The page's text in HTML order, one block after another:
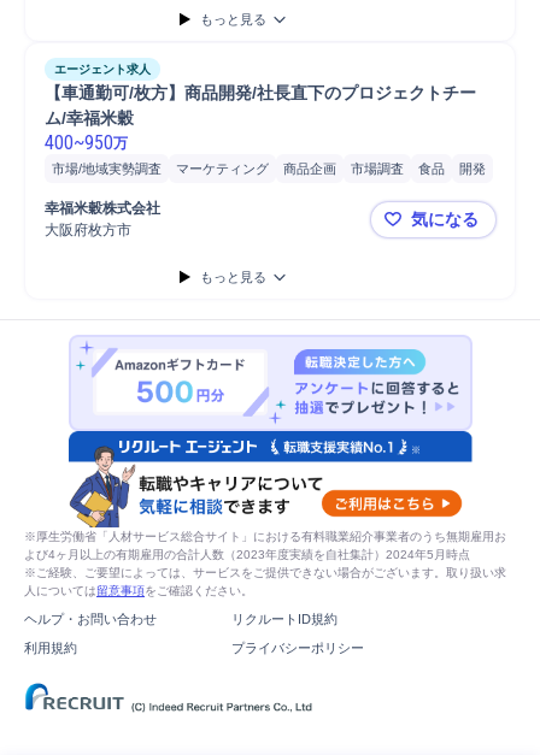
もっと見る
エージェント求人
【車通勤可/枚方】商品開発/社長直下のプロジェクトチー
ム/幸福米穀
400~950万
市場/地域実勢調査 マーケティング 商品企画 市場調査 食品
開発
製品開発
製品制作
市場性評価
顧客 20代
開発プロジェクト
幸福米穀株式会社
大阪府枚方市
【車通勤可/
気になる
もっと見る
※厚生労働省「人材サービス総合サイト」における有料職業紹介事業者のうち無期雇用お
よび4ヶ月以上の有期雇用の合計人数（2023年度実績を自社集計）2024年5月時点
※ご経験、ご要望によっては、サービスをご提供できない場合がございます。取り扱い求
人については留意事項をご確認ください。
ヘルプ・お問い合わせ
リクルートID規約
利用規約
プライバシーポリシー